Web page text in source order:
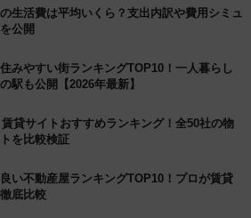
生活費は平均いくら？支出内訳や費用シミュ
公開
みやすい街ランキングTOP10！一人暮らし
駅も公開【2026年最新】
賃貸サイトおすすめランキング！全50社の物
を比較検証
い不動産屋ランキングTOP10！プロが賃貸
底比較